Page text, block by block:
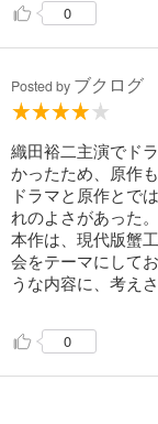
0
Posted by ブクログ
織田裕二主演でド
かったため、原作
ドラマと原作とで
れのよさがあった。
本作は、現代版蟹
会をテーマにして
うな内容に、考え
0